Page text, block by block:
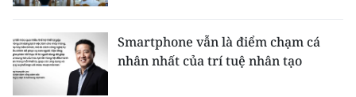
Smartphone vẫn là điểm chạm cá
nhân nhất của trí tuệ nhân tạo